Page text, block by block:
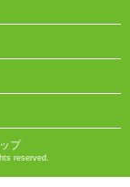
プ
reserved.